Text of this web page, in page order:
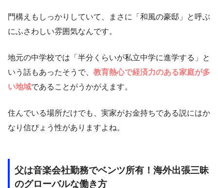
門構えもしっかりしていて、まさに「和風の豪邸」と呼ぶ
にふさわしい雰囲気なんです。
地元の中学校では「半分くらいが私立中学に進学する」と
いう話もあったそうで、 教育熱心で経済力のある家庭が多
い地域であることがうかがえます。
住んでいる場所だけでも、実家がお金持ちである説にはか
なり信ぴょう性がありますよね。
父は音楽会社勤務でベンツ所有！海外出張三昧
のグローバルな働き方